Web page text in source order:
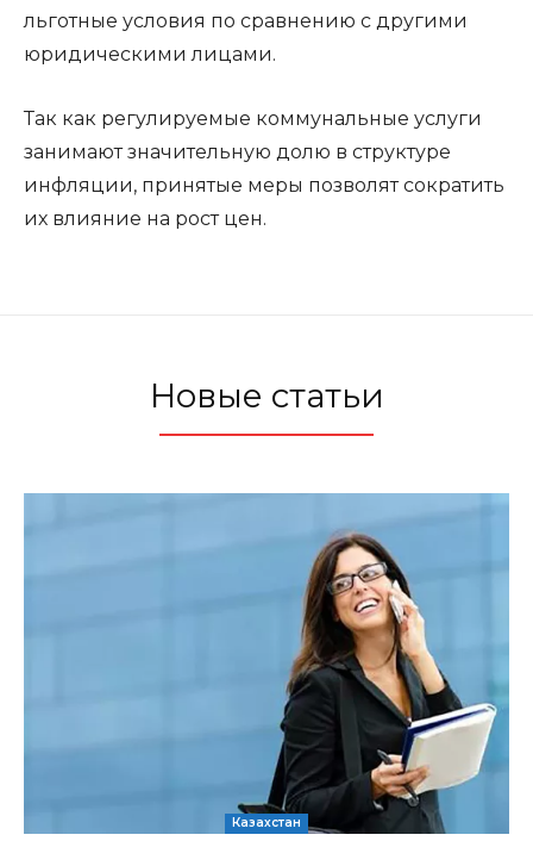
льготные условия по сравнению с другими
юридическими лицами.
Так как регулируемые коммунальные услуги
занимают значительную долю в структуре
инфляции, принятые меры позволят сократить
их влияние на рост цен.
Новые статьи
Казахстан